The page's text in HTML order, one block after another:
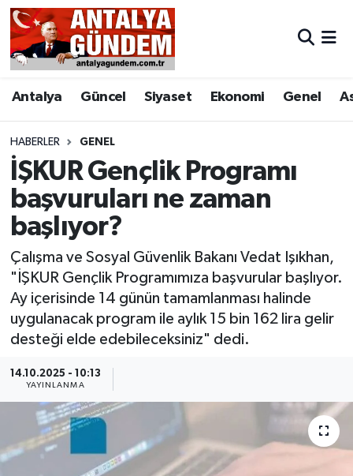
Antalya Güncel Siyaset Ekonomi Genel
HABERLER GENEL
İŞKUR Gençlik Programı
başvuruları ne zaman
başlıyor?
Çalışma ve Sosyal Güvenlik Bakanı Vedat Işıkhan,
"İŞKUR Gençlik Programımıza başvurular başlıyor.
Ay içerisinde 14 günün tamamlanması halinde
uygulanacak program ile aylık 15 bin 162 lira gelir
desteği elde edebileceksiniz" dedi.
14.10.2025 - 10:13
YAYINLANMA
Antalya
Asayiş
Bilim & Teknoloji
Bölge
EĞİTİM
Ekonomi
Genel
Görüntülü Haber
Güncel
Kültür & Sanat
Magazin
Antalya Nöbetçi Eczaneler
Antalya Hava Durumu
Antalya Namaz Vakitleri
Antalya Trafik Yoğunluk Haritası
Süper Lig Puan Durumu ve Fikstür
Tüm Manşetler
Son Dakika Haberleri
Haber Arşivi